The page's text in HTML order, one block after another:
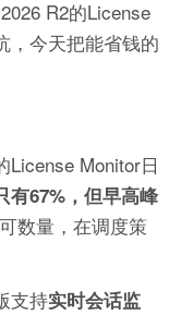
R2的License
，今天把能省钱的
License Monitor日
有67%，但早高峰
数量，在调度策
支持实时会话监